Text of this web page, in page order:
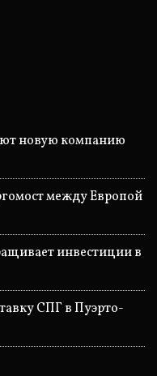
новую компанию
между Европой
инвестиции в
СПГ в Пуэрто-